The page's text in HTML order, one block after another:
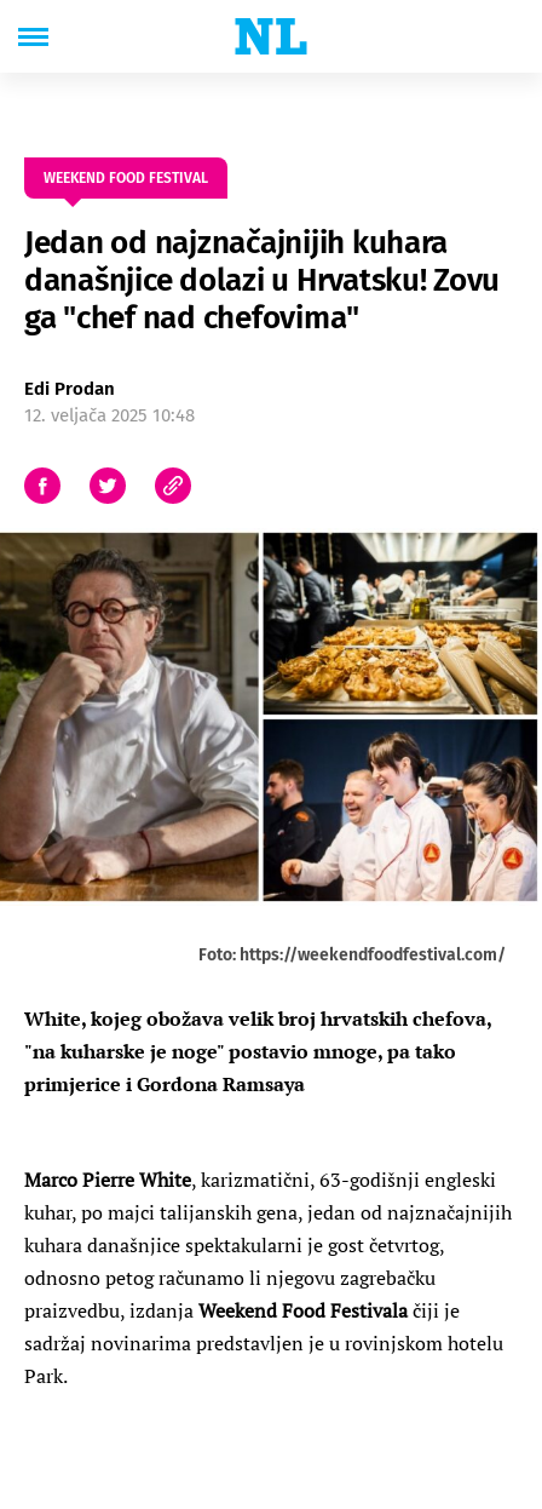
WEEKEND FOOD FESTIVAL
Jedan od najznačajnijih kuhara
današnjice dolazi u Hrvatsku! Zovu
ga "chef nad chefovima"
Edi Prodan
12. veljača 2025 10:48
Foto: https://weekendfoodfestival.com/
White, kojeg obožava velik broj hrvatskih chefova,
"na kuharske je noge" postavio mnoge, pa tako
primjerice i Gordona Ramsaya
Marco Pierre White, karizmatični, 63-godišnji engleski
kuhar, po majci talijanskih gena, jedan od najznačajnijih
kuhara današnjice spektakularni je gost četvrtog,
odnosno petog računamo li njegovu zagrebačku
praizvedbu, izdanjaWeekend Food Festivalačiji je
sadržaj novinarima predstavljen je u rovinjskom hotelu
Park.